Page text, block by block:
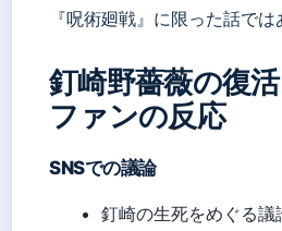
『呪術廻戦』に限った話では
釘崎野薔薇の復
ファンの反応
SNSでの議論
釘崎の生死をめぐる議